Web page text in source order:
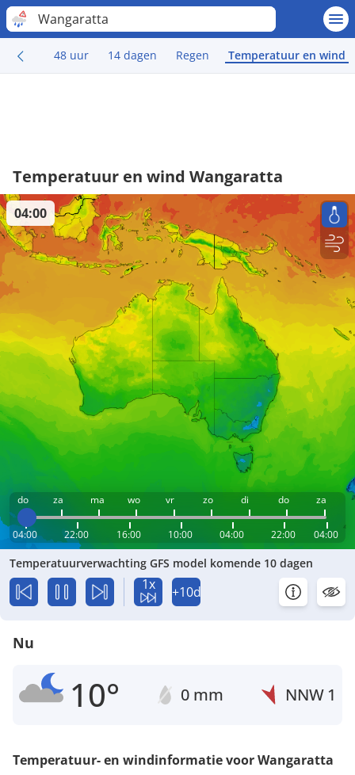
Wangaratta
48 uur 14 dagen Regen Temperatuur en wind
Temperatuur en wind Wangaratta
do za ma wo vr zo di do za
04:00 22:00 16:00 10:00 04:00 22:00 04:00
04:00
Temperatuurverwachting GFS model komende 10 dagen
1x +10d
Nu
10° 0 mm NNW 1
Temperatuur- en windinformatie voor Wangaratta